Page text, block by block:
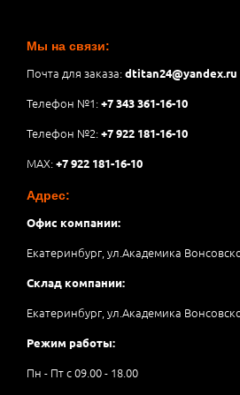
Мы на связи:
Почта для заказа:dtitan24@yandex.ru
Телефон №1:+7 343 361-16-10
Телефон №2:+7 922 181-16-10
MAX:+7 922 181-16-10
Адрес:
Офис компании:
Екатеринбург, ул.Академика
Склад компании:
Екатеринбург, ул.Академика
Режим работы:
Пн - Пт с 09.00 - 18.00